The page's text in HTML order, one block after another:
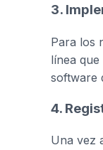
3.
Para los
línea
software
4.
Una vez